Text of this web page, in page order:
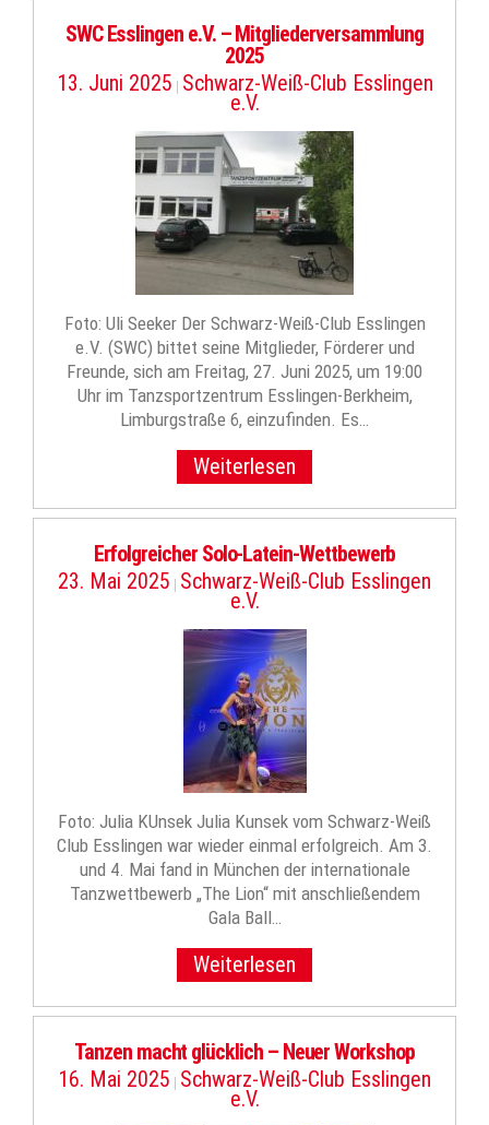
SWC Esslingen e.V. – Mitgliederversammlung
2025
13. Juni 2025 | Schwarz-Weiß-Club Esslingen
e.V.
Foto: Uli Seeker Der Schwarz-Weiß-Club Esslingen
e.V. (SWC) bittet seine Mitglieder, Förderer und
Freunde, sich am Freitag, 27. Juni 2025, um 19:00
Uhr im Tanzsportzentrum Esslingen-Berkheim,
Limburgstraße 6, einzufinden. Es…
Weiterlesen
Erfolgreicher Solo-Latein-Wettbewerb
23. Mai 2025 | Schwarz-Weiß-Club Esslingen
e.V.
Foto: Julia KUnsek Julia Kunsek vom Schwarz-Weiß
Club Esslingen war wieder einmal erfolgreich. Am 3.
und 4. Mai fand in München der internationale
Tanzwettbewerb „The Lion“ mit anschließendem
Gala Ball…
Weiterlesen
Tanzen macht glücklich – Neuer Workshop
16. Mai 2025 | Schwarz-Weiß-Club Esslingen
e.V.